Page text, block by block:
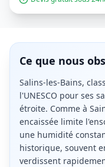
Ce que nous
Salins-les-Bains,
l'UNESCO pour ses
étroite. Comme à
encaissée limite
une humidité
historique, souvent
verdissent